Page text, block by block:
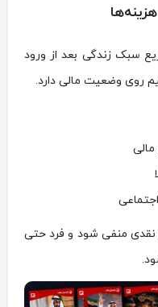
سبک زندگی بعد از ورود
روی وضعیت مالی دارد.
مالی
منفی شود و فرد حتی